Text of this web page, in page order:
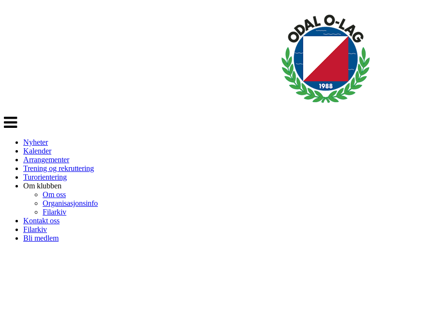
Veksle
navigasjon
Nyheter
Kalender
Arrangementer
Trening og rekruttering
Turorientering
Om klubben
Om oss
Organisasjonsinfo
Filarkiv
Kontakt oss
Filarkiv
Bli medlem